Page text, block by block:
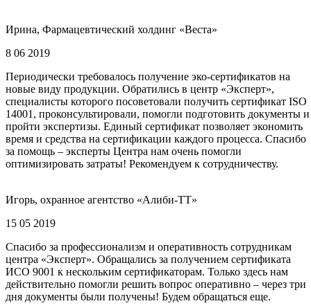
Ирина, Фармацевтический холдинг «Веста»
8 06 2019
Периодически требовалось получение эко-сертификатов на
новые виду продукции. Обратились в центр «Эксперт»,
специалисты которого посоветовали получить сертификат ISO
14001, проконсультировали, помогли подготовить документы и
пройти экспертизы. Единый сертификат позволяет экономить
время и средства на сертификации каждого процесса. Спасибо
за помощь – эксперты Центра нам очень помогли
оптимизировать затраты! Рекомендуем к сотрудничеству.
Игорь, охранное агентство «Алиби-ТТ»
15 05 2019
Спасибо за профессионализм и оперативность сотрудникам
центра «Эксперт». Обращались за получением сертификата
ИСО 9001 к нескольким сертификаторам. Только здесь нам
действительно помогли решить вопрос оперативно – через три
дня документы были получены! Будем обращаться еще.